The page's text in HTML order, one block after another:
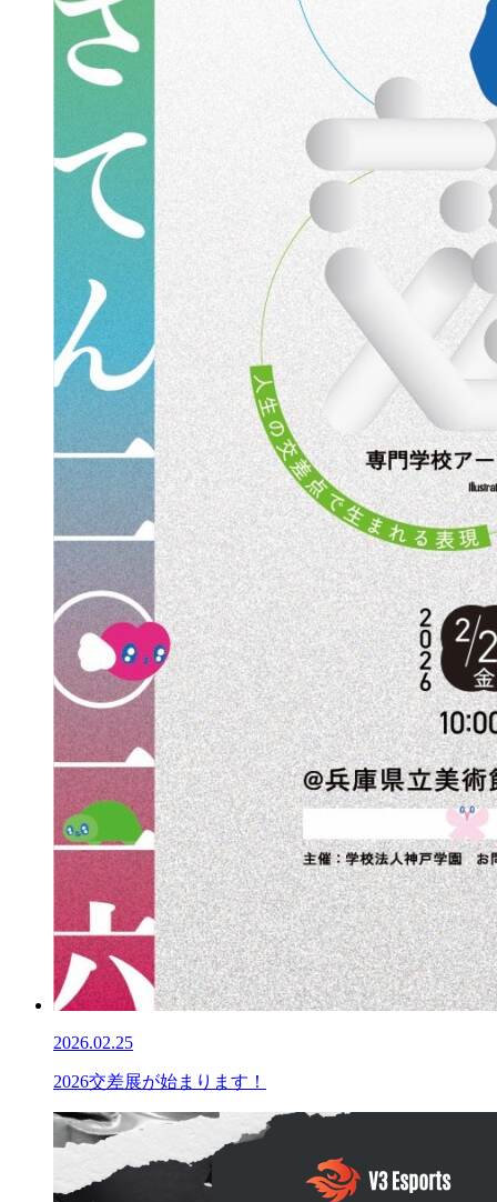
2026.02.25
2026交差展が始まります！